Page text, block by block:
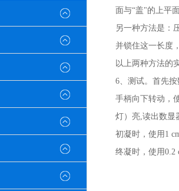
面与“盖"的上平
另一种方法是：
并锁住这一长度
以上两种方法的
6、测试。首先
手柄向下转动，
灯）亮,读出数显
初凝时，使用 1
终凝时，使用0.2